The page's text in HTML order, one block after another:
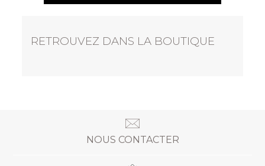
RETROUVEZ DANS LA BOUTIQUE
NOUS CONTACTER